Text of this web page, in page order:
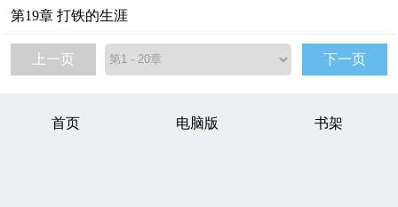
第19章 打铁的生涯
上一页 下一页
首页 电脑版 书架